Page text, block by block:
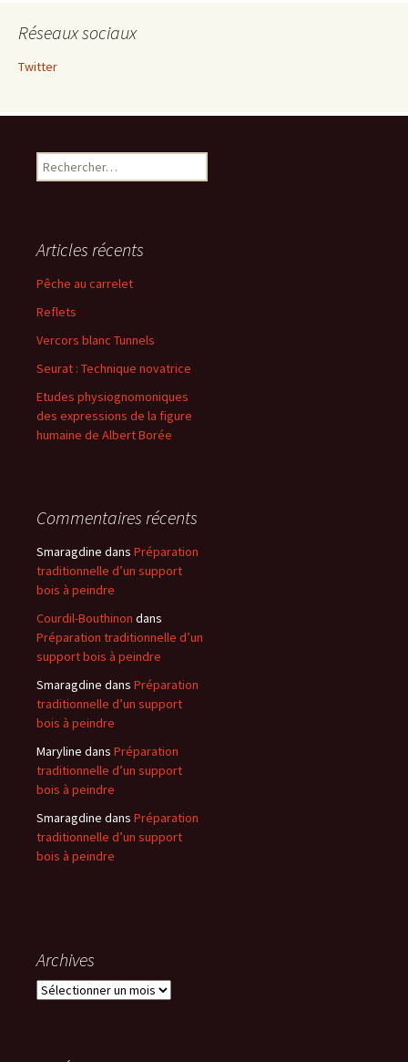
Réseaux sociaux
Twitter
Rechercher :
Articles récents
Pêche au carrelet
Reflets
Vercors blanc Tunnels
Seurat : Technique novatrice
Etudes physiognomoniques
des expressions de la figure
humaine de Albert Borée
Commentaires récents
Smaragdine dans Préparation
traditionnelle d’un support
bois à peindre
Courdil-Bouthinon dans
Préparation traditionnelle d’un
support bois à peindre
Smaragdine dans Préparation
traditionnelle d’un support
bois à peindre
Maryline dans Préparation
traditionnelle d’un support
bois à peindre
Smaragdine dans Préparation
traditionnelle d’un support
bois à peindre
Archives
Archives